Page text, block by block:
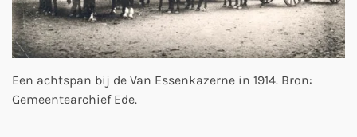
Een achtspan bij de Van Essenkazerne in 1914. Bron:
Gemeentearchief Ede.